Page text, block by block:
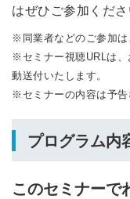
はぜひご参加くださ
※同業者などのご参加は
※セミナー視聴URLは、
動送付いたします。
※セミナーの内容は予告
プログラム内
このセミナーで